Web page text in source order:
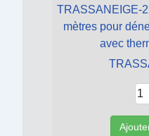
TRASSANEIGE-
mètres pour
avec